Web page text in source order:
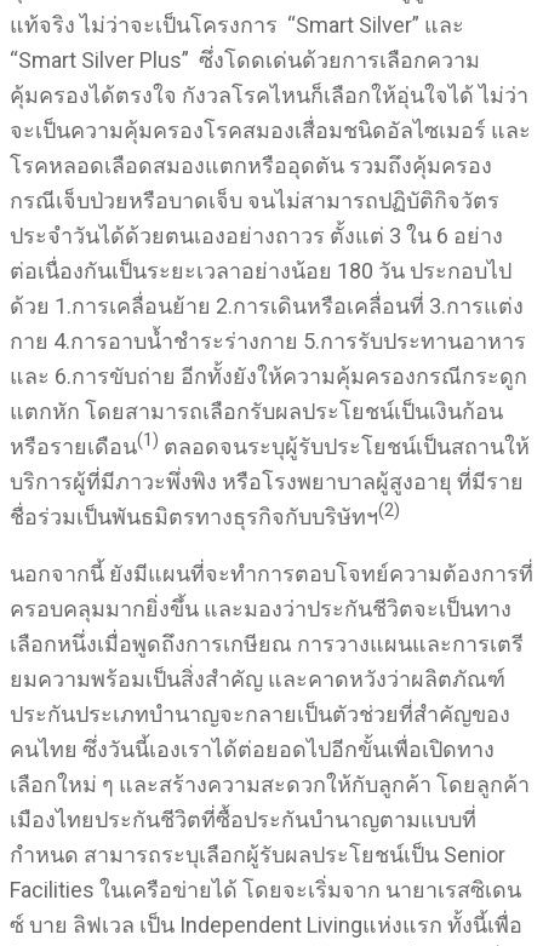
แท้จริง ไม่ว่าจะเป็นโครงการ “Smart Silver” และ
“Smart Silver Plus” ซึ่งโดดเด่นด้วยการเลือกความ
คุ้มครองได้ตรงใจ กังวลโรคไหนก็เลือกให้อุ่นใจได้ ไม่ว่า
จะเป็นความคุ้มครองโรคสมองเสื่อมชนิดอัลไซเมอร์ และ
โรคหลอดเลือดสมองแตกหรืออุดตัน รวมถึงคุ้มครอง
กรณีเจ็บป่วยหรือบาดเจ็บ จนไม่สามารถปฏิบัติกิจวัตร
ประจำวันได้ด้วยตนเองอย่างถาวร ตั้งแต่ 3 ใน 6 อย่าง
ต่อเนื่องกันเป็นระยะเวลาอย่างน้อย 180 วัน ประกอบไป
ด้วย 1.การเคลื่อนย้าย 2.การเดินหรือเคลื่อนที่ 3.การแต่ง
กาย 4.การอาบน้ำชำระร่างกาย 5.การรับประทานอาหาร
และ 6.การขับถ่าย อีกทั้งยังให้ความคุ้มครองกรณีกระดูก
แตกหัก โดยสามารถเลือกรับผลประโยชน์เป็นเงินก้อน
หรือรายเดือน(1) ตลอดจนระบุผู้รับประโยชน์เป็นสถานให้
บริการผู้ที่มีภาวะพึ่งพิง หรือโรงพยาบาลผู้สูงอายุ ที่มีราย
ชื่อร่วมเป็นพันธมิตรทางธุรกิจกับบริษัทฯ(2)
นอกจากนี้ ยังมีแผนที่จะทำการตอบโจทย์ความต้องการที่
ครอบคลุมมากยิ่งขึ้น และมองว่าประกันชีวิตจะเป็นทาง
เลือกหนึ่งเมื่อพูดถึงการเกษียณ การวางแผนและการเตรี
ยมความพร้อมเป็นสิ่งสำคัญ และคาดหวังว่าผลิตภัณฑ์
ประกันประเภทบำนาญจะกลายเป็นตัวช่วยที่สำคัญของ
คนไทย ซึ่งวันนี้เองเราได้ต่อยอดไปอีกขั้นเพื่อเปิดทาง
เลือกใหม่ ๆ และสร้างความสะดวกให้กับลูกค้า โดยลูกค้า
เมืองไทยประกันชีวิตที่ซื้อประกันบำนาญตามแบบที่
กำหนด สามารถระบุเลือกผู้รับผลประโยชน์เป็น Senior
Facilities ในเครือข่ายได้ โดยจะเริ่มจาก นายาเรสซิเดน
ซ์ บาย ลิฟเวล เป็น Independent Livingแห่งแรก ทั้งนี้เพื่อ